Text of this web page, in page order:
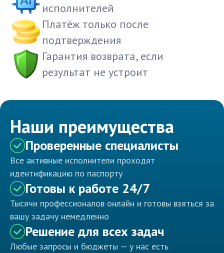
исполнителей
Платёж только после
подтверждения
Гарантия возврата, если
результат не устроит
Наши преимущества
Проверенные специалисты
Все активные исполнители проходят
идентификацию по паспорту
Готовы к работе 24/7
Тысячи профессионалов онлайн и готовы взяться за
вашу задачу немедленно
Решение для всех задач
Любые запросы и бюджеты — у нас есть